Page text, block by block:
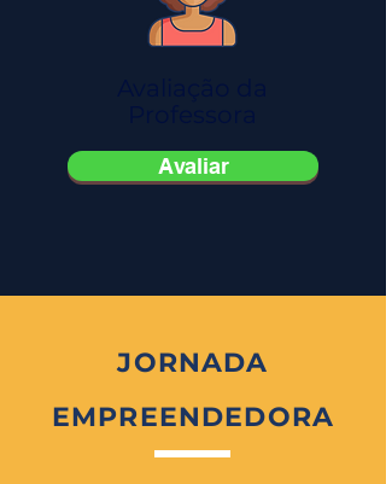
Avaliar
JORNADA
EMPREENDEDORA